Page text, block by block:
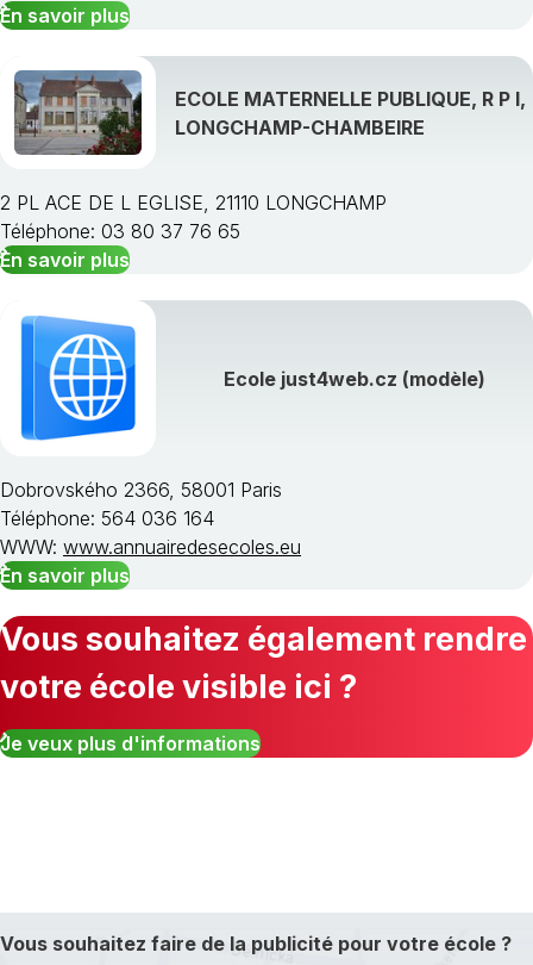
En savoir plus
ECOLE MATERNELLE PUBLIQUE, R P I,
LONGCHAMP-CHAMBEIRE
2 PL ACE DE L EGLISE, 21110 LONGCHAMP
Téléphone: 03 80 37 76 65
En savoir plus
Ecole just4web.cz (modèle)
Dobrovského 2366, 58001 Paris
Téléphone: 564 036 164
WWW: www.annuairedesecoles.eu
En savoir plus
Vous souhaitez également rendre
votre école visible ici ?
Je veux plus d'informations
Vous souhaitez faire de la publicité pour votre école ?